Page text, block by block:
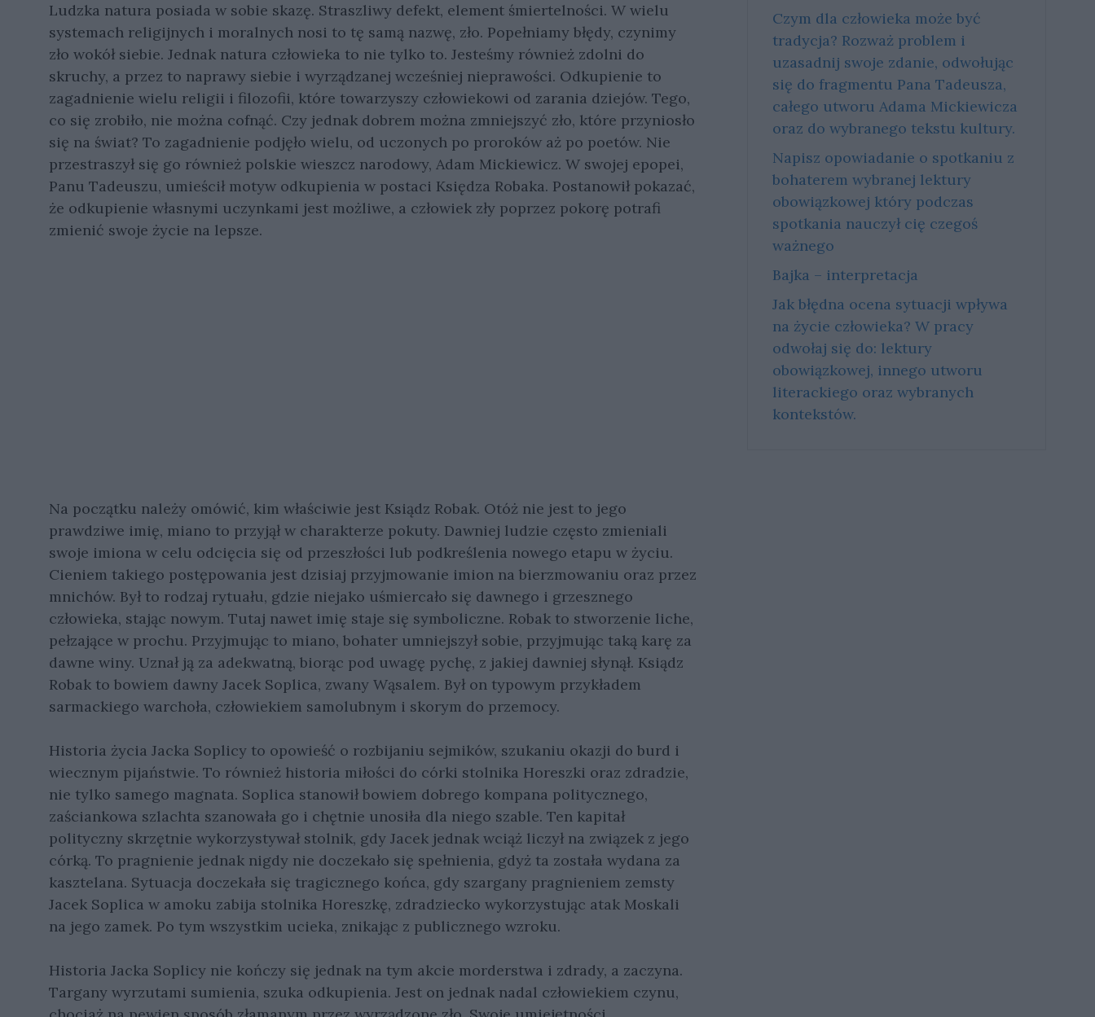
Ludzka natura posiada w sobie skazę. Straszliwy defekt, element śmiertelności. W wielu
systemach religijnych i moralnych nosi to tę samą nazwę, zło. Popełniamy błędy, czynimy
zło wokół siebie. Jednak natura człowieka to nie tylko to. Jesteśmy również zdolni do
skruchy, a przez to naprawy siebie i wyrządzanej wcześniej nieprawości. Odkupienie to
zagadnienie wielu religii i filozofii, które towarzyszy człowiekowi od zarania dziejów. Tego,
co się zrobiło, nie można cofnąć. Czy jednak dobrem można zmniejszyć zło, które przyniosło
się na świat? To zagadnienie podjęło wielu, od uczonych po proroków aż po poetów. Nie
przestraszył się go również polskie wieszcz narodowy, Adam Mickiewicz. W swojej epopei,
Panu Tadeuszu, umieścił motyw odkupienia w postaci Księdza Robaka. Postanowił pokazać,
że odkupienie własnymi uczynkami jest możliwe, a człowiek zły poprzez pokorę potrafi
zmienić swoje życie na lepsze.
Na początku należy omówić, kim właściwie jest Ksiądz Robak. Otóż nie jest to jego
prawdziwe imię, miano to przyjął w charakterze pokuty. Dawniej ludzie często zmieniali
swoje imiona w celu odcięcia się od przeszłości lub podkreślenia nowego etapu w życiu.
Cieniem takiego postępowania jest dzisiaj przyjmowanie imion na bierzmowaniu oraz przez
mnichów. Był to rodzaj rytuału, gdzie niejako uśmiercało się dawnego i grzesznego
człowieka, stając nowym. Tutaj nawet imię staje się symboliczne. Robak to stworzenie liche,
pełzające w prochu. Przyjmując to miano, bohater umniejszył sobie, przyjmując taką karę za
dawne winy. Uznał ją za adekwatną, biorąc pod uwagę pychę, z jakiej dawniej słynął. Ksiądz
Robak to bowiem dawny Jacek Soplica, zwany Wąsalem. Był on typowym przykładem
sarmackiego warchoła, człowiekiem samolubnym i skorym do przemocy.
Historia życia Jacka Soplicy to opowieść o rozbijaniu sejmików, szukaniu okazji do burd i
wiecznym pijaństwie. To również historia miłości do córki stolnika Horeszki oraz zdradzie,
nie tylko samego magnata. Soplica stanowił bowiem dobrego kompana politycznego,
zaściankowa szlachta szanowała go i chętnie unosiła dla niego szable. Ten kapitał
polityczny skrzętnie wykorzystywał stolnik, gdy Jacek jednak wciąż liczył na związek z jego
córką. To pragnienie jednak nigdy nie doczekało się spełnienia, gdyż ta została wydana za
kasztelana. Sytuacja doczekała się tragicznego końca, gdy szargany pragnieniem zemsty
Jacek Soplica w amoku zabija stolnika Horeszkę, zdradziecko wykorzystując atak Moskali
na jego zamek. Po tym wszystkim ucieka, znikając z publicznego wzroku.
Historia Jacka Soplicy nie kończy się jednak na tym akcie morderstwa i zdrady, a zaczyna.
Targany wyrzutami sumienia, szuka odkupienia. Jest on jednak nadal człowiekiem czynu,
Czym dla człowieka może być
tradycja? Rozważ problem i
uzasadnij swoje zdanie, odwołując
się do fragmentu Pana Tadeusza,
całego utworu Adama Mickiewicza
oraz do wybranego tekstu kultury.
Napisz opowiadanie o spotkaniu z
bohaterem wybranej lektury
obowiązkowej który podczas
spotkania nauczył cię czegoś
ważnego
Bajka – interpretacja
Jak błędna ocena sytuacji wpływa
na życie człowieka? W pracy
odwołaj się do: lektury
obowiązkowej, innego utworu
literackiego oraz wybranych
kontekstów.